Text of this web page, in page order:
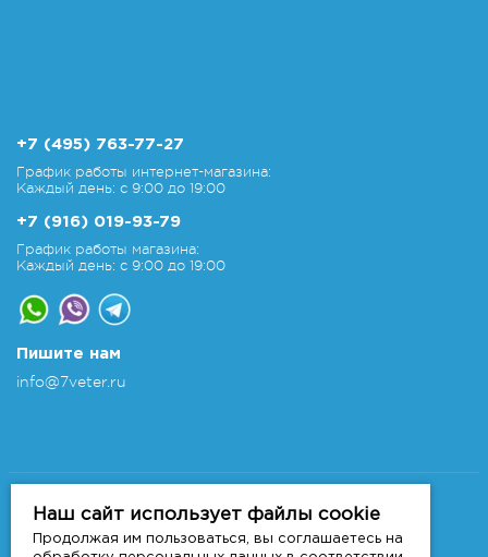
+7 (495) 763-77-27
График работы интернет-магазина:
Каждый день: с 9:00 до 19:00
+7 (916) 019-93-79
График работы магазина:
Каждый день: с 9:00 до 19:00
Пишите нам
info@7veter.ru
Интернет-магазин "На Семи Ветрах". Все права
Наш сайт использует файлы cookie
Продолжая им пользоваться, вы соглашаетесь на